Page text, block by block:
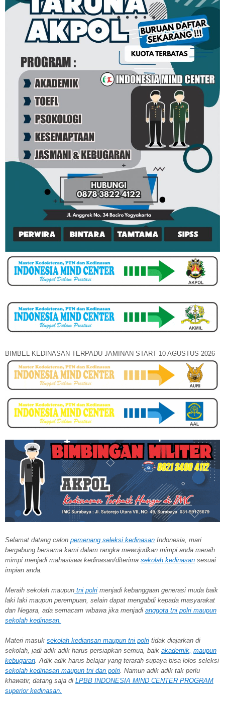
BIMBEL KEDINASAN TERPADU JAMINAN START 10 AGUSTUS 2026
Selamat datang calon pemenang seleksi kedinasan Indonesia, mari
bergabung bersama kami dalam rangka mewujudkan mimpi anda meraih
mimpi menjadi mahasiswa kedinasan/diterima sekolah kedinasan sesuai
impian anda.
Meraih sekolah maupun tni polri menjadi kebanggaan generasi muda baik
laki laki maupun perempuan, selain dapat mengabdi kepada masyarakat
dan Negara, ada semacam wibawa jika menjadi anggota tni polri maupun
sekolah kedinasan.
Materi masuk sekolah kediansan maupun tni polri tidak diajarkan di
sekolah, jadi adik adik harus persiapkan semua, baik akademik, maupun
kebugaran . Adik adik harus belajar yang terarah supaya bisa lolos seleksi
sekolah kedinasan maupun tni dan polri . Namun adik adik tak perlu
khawatir, datang saja di LPBB INDONESIA MIND CENTER PROGRAM
superior kedinasan.